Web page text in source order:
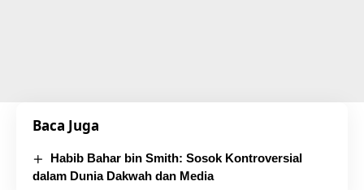
Baca Juga
Habib Bahar bin Smith: Sosok Kontroversial
dalam Dunia Dakwah dan Media